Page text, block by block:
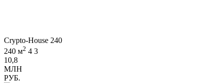
Crypto-House 240
240 м2 4 3
10,8
МЛН
РУБ.